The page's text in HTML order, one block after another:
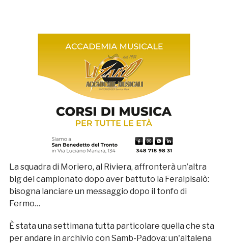
La squadra di Moriero, al Riviera, affronterà un’altra
big del campionato dopo aver battuto la Feralpisalò:
bisogna lanciare un messaggio dopo il tonfo di
Fermo…
È stata una settimana tutta particolare quella che sta
per andare in archivio con Samb-Padova: un'altalena